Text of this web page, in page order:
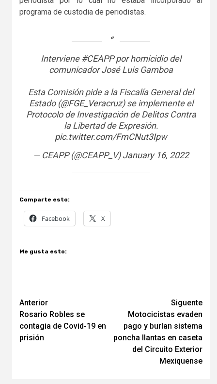
programa de custodia de periodistas.
Interviene #CEAPPpor homicidio del
comunicador José Luis Gamboa
Esta Comisión pide a la Fiscalía General del
Estado (@FGE_Veracruz) se implemente el
Protocolo de Investigación de Delitos Contra
la Libertad de Expresión.
pic.twitter.com/FmCNut3Ipw
— CEAPP (@CEAPP_V)January 16, 2022
Comparte esto:
Facebook X
Me gusta esto:
Navegación
de
entradas
Anterior
Rosario Robles se
contagia de Covid-19 en
prisión
Siguente
Motocicistas evaden
pago y burlan sistema
poncha llantas en caseta
del Circuito Exterior
Mexiquense